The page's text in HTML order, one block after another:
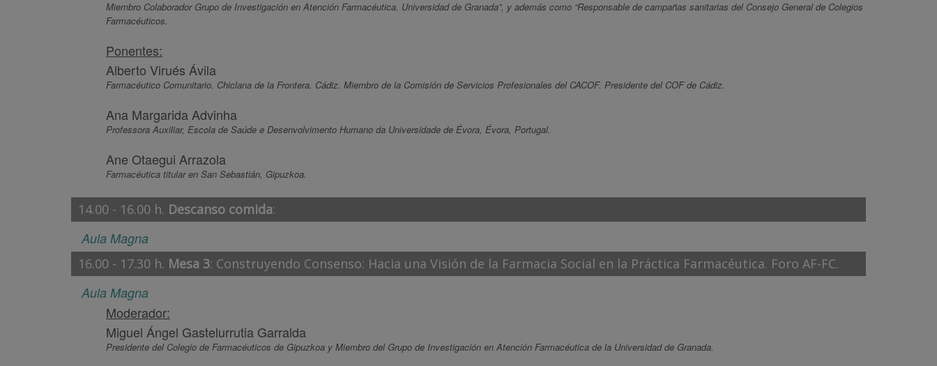
Miembro Colaborador Grupo de Investigación en Atención Farmacéutica. Universidad de Granada”, y además como “Responsable de campañas sanitarias del Consejo General de Colegios
Farmacéuticos.
Ponentes:
Alberto Virués Ávila
Farmacéutico Comunitario. Chiclana de la Frontera. Cádiz. Miembro de la Comisión de Servicios Profesionales del CACOF. Presidente del COF de Cádiz.
Ana Margarida Advinha
Professora Auxiliar, Escola de Saúde e Desenvolvimento Humano da Universidade de Évora, Évora, Portugal.
Ane Otaegui Arrazola
Farmacéutica titular en San Sebastián, Gipuzkoa.
14.00 - 16.00 h. Descanso comida:
Aula Magna
16.00 - 17.30 h. Mesa 3: Construyendo Consenso: Hacia una Visión de la Farmacia Social en la Práctica Farmacéutica. Foro AF-FC.
Aula Magna
Moderador:
Miguel Ángel Gastelurrutia Garralda
Presidente del Colegio de Farmacéuticos de Gipuzkoa y Miembro del Grupo de Investigación en Atención Farmacéutica de la Universidad de Granada.